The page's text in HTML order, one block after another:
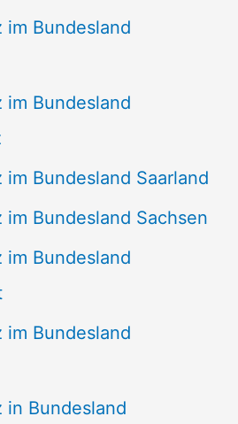
im Bundesland
im Bundesland
Bundesland Saarland
Bundesland Sachsen
im Bundesland
im Bundesland
in Bundesland